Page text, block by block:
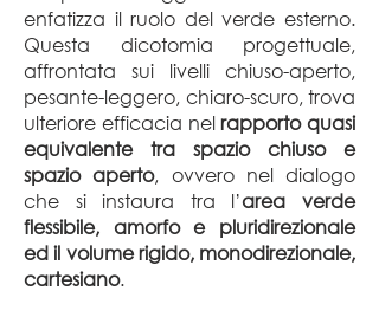
enfatizza il ruolo del verde esterno.
Questa dicotomia progettuale,
affrontata sui livelli chiuso-aperto,
pesante-leggero, chiaro-scuro, trova
ulteriore efficacia nelrapporto quasi
equivalente tra spazio chiuso e
spazio aperto, ovvero nel dialogo
che si instaura tra l’area verde
flessibile, amorfo e pluridirezionale
ed il volume rigido, monodirezionale,
cartesiano.